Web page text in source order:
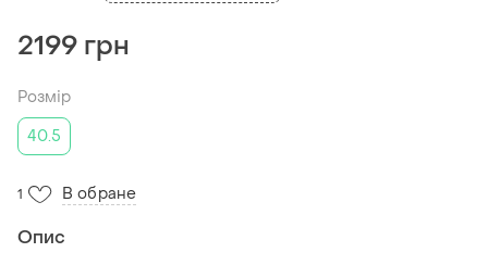
2199 грн
Розмір
40.5
1 В обране
Опис